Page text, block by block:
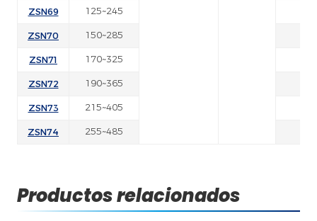
ZSN69 125~245
ZSN70 150~285
ZSN71 170~325
ZSN72 190~365
ZSN73 215~405
ZSN74 255~485
Productos relacionados